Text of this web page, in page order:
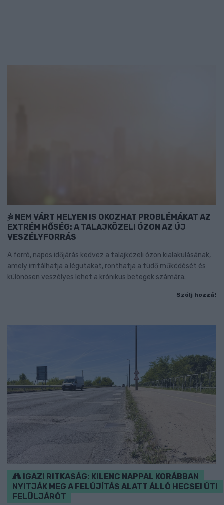
NEM VÁRT HELYEN IS OKOZHAT PROBLÉMÁKAT AZ
EXTRÉM HŐSÉG: A TALAJKÖZELI ÓZON AZ ÚJ
VESZÉLYFORRÁS
A forró, napos időjárás kedvez a talajközeli ózon kialakulásának,
amely irritálhatja a légutakat, ronthatja a tüdő működését és
különösen veszélyes lehet a krónikus betegek számára.
Szólj hozzá!
IGAZI RITKASÁG: KILENC NAPPAL KORÁBBAN
NYITJÁK MEG A FELÚJÍTÁS ALATT ÁLLÓ HECSEI ÚTI
FELÜLJÁRÓT